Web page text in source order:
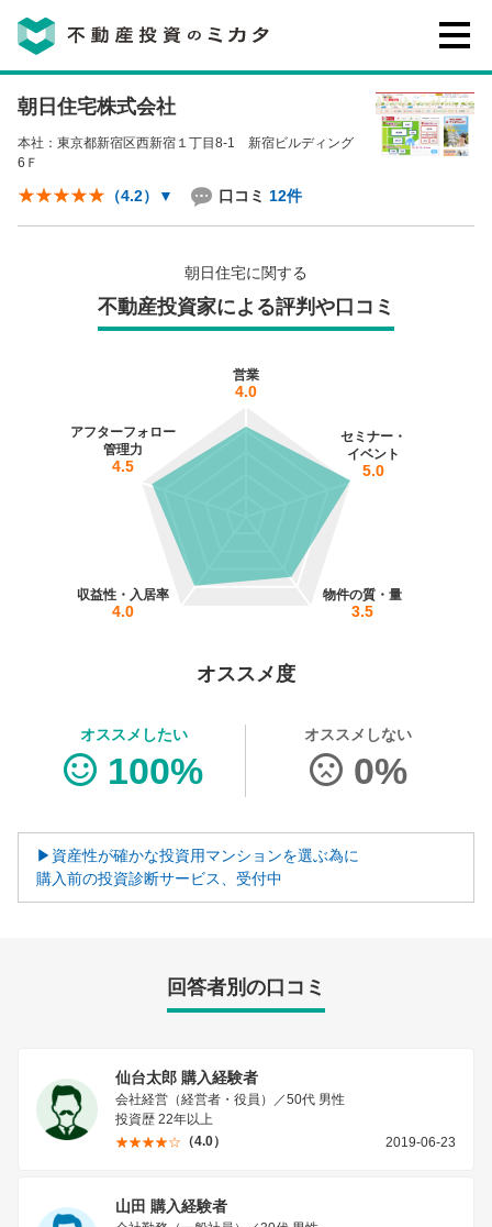
不動産投資のミカタとは
お客様の声
ご質問・ご予約 0120-146-460
営業時間：10:00〜19:00(土日祝も営業中) 定休日：水
朝日住宅株式会社
本社：東京都新宿区西新宿１丁目8-1 新宿ビルディング
6Ｆ
（4.2） ▼ 口コミ 12件
朝日住宅に関する
不動産投資家による評判や口コミ
営業
4.0
セミナー・
イベント
5.0
物件の質・量
3.5
収益性・入居率
4.0
アフターフォロー
管理力
4.5
オススメ度
オススメしたい
100%
オススメしない
0%
▶資産性が確かな投資用マンションを選ぶ為に
購入前の投資診断サービス、受付中
回答者別の口コミ
仙台太郎 購入経験者
会社経営（経営者・役員）／50代 男性
投資歴 22年以上
（4.0）
2019-06-23
山田 購入経験者